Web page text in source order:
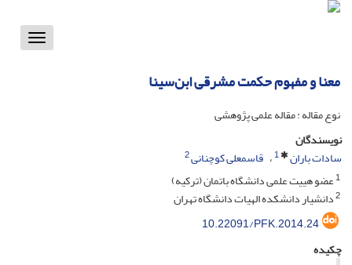
Toggle
معنا و مفهوم حکمت مشرقی ابن‌سینا
نوع مقاله : مقاله علمی پژوهشی
نویسندگان
سادات باران
1 قاسمعلی کوچنانی2
1عضو هییت علمی دانشگاه باتمان (ترکیه)
2دانشیار دانشکده الهیات دانشگاه تهران
10.22091/PFK.2014.24
چکیده